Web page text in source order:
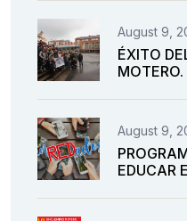
August 9,
ÉXITO
MOTERO.
August 9,
EDUCAR